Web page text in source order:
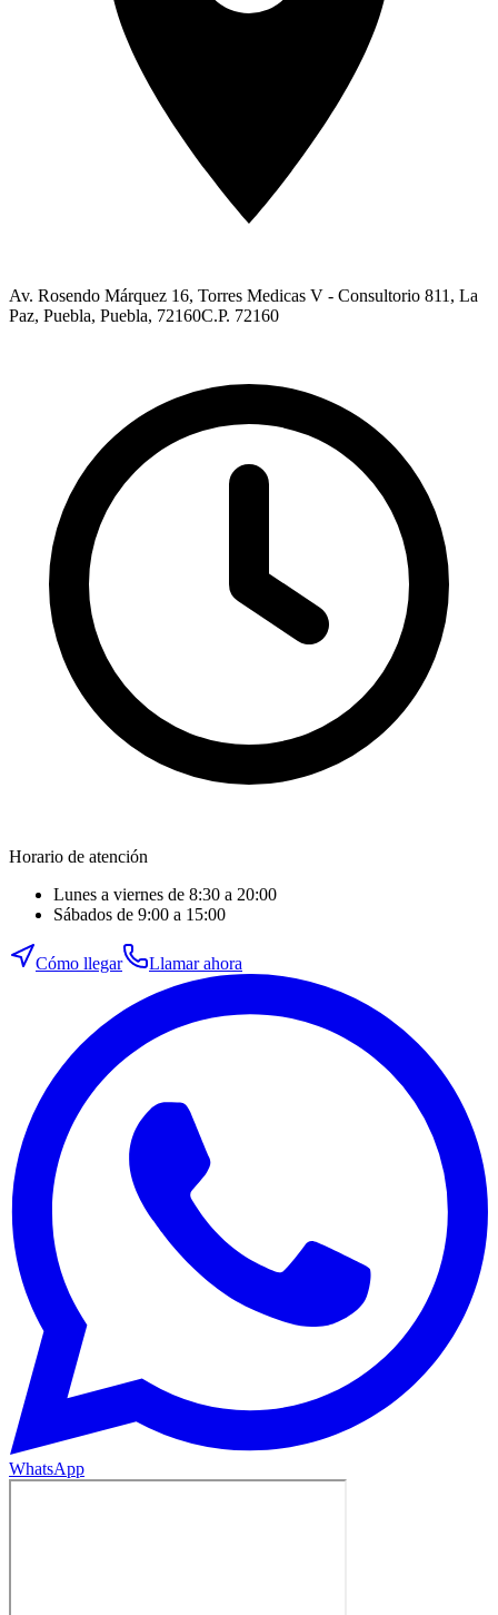
Av. Rosendo Márquez 16, Torres Medicas V - Consultorio 811, La
Paz, Puebla, Puebla, 72160C.P. 72160
Horario de atención
Lunes a viernes de 8:30 a 20:00
Sábados de 9:00 a 15:00
Cómo llegar Llamar ahora
WhatsApp